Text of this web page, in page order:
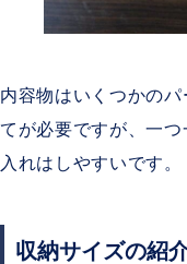
内容物はいくつかの
てが必要ですが、一
入れはしやすいです。
収納サイズの紹